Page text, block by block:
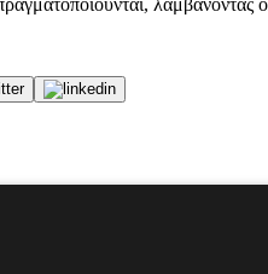
λαμβάνοντας